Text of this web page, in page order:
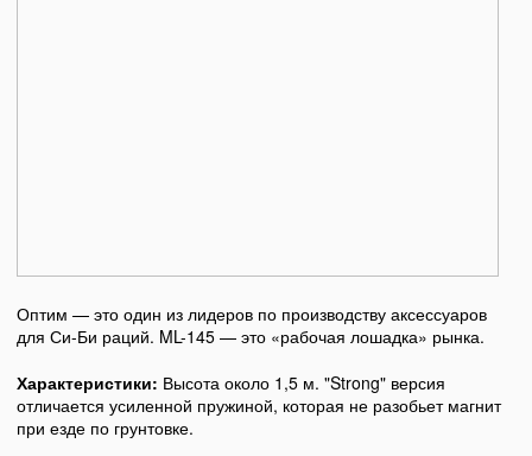
Оптим — это один из лидеров по производству аксессуаров
для Си-Би раций. ML-145 — это «рабочая лошадка» рынка.
Характеристики: Высота около 1,5 м. "Strong" версия
отличается усиленной пружиной, которая не разобьет магнит
при езде по грунтовке.